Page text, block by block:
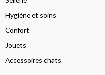
Hygiène et soins
Confort
Jouets
Accessoires chats